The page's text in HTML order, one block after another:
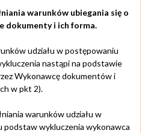
warunków ubiegania się o
dokumenty i ich forma.
udziału w postępowaniu
nastąpi na podstawie
Wykonawcę dokumentów i
w pkt 2).
warunków udziału w
podstaw wykluczenia wykonawca